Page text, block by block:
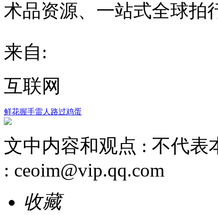
术品资源、一站式全球拍
来自:
互联网
鲜花握手雷人 路过鸡蛋
文中内容和观点 : 不代表
: ceoim@vip.qq.com
收藏